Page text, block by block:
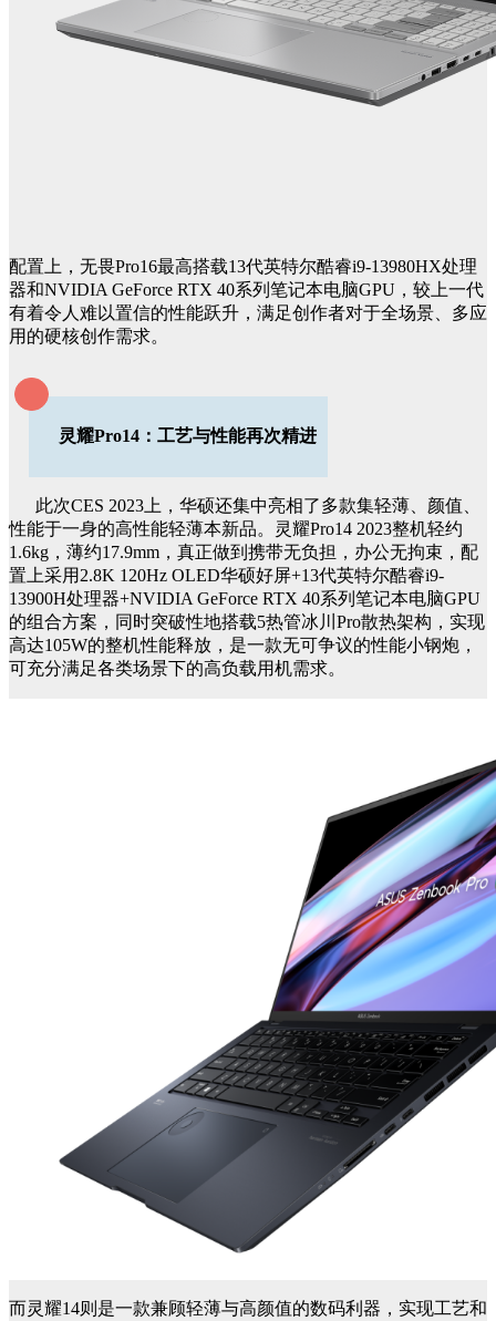
配置上，无畏Pro16最高搭载13代英特尔酷睿i9-13980HX处理
器和NVIDIA GeForce RTX 40系列笔记本电脑GPU，较上一代
有着令人难以置信的性能跃升，满足创作者对于全场景、多应
用的硬核创作需求。
灵耀Pro14：工艺与性能再次精进
此次CES 2023上，华硕还集中亮相了多款集轻薄、颜值、
性能于一身的高性能轻薄本新品。灵耀Pro14 2023整机轻约
1.6kg，薄约17.9mm，真正做到携带无负担，办公无拘束，配
置上采用2.8K 120Hz OLED华硕好屏+13代英特尔酷睿i9-
13900H处理器+NVIDIA GeForce RTX 40系列笔记本电脑GPU
的组合方案，同时突破性地搭载5热管冰川Pro散热架构，实现
高达105W的整机性能释放，是一款无可争议的性能小钢炮，
可充分满足各类场景下的高负载用机需求。
而灵耀14则是一款兼顾轻薄与高颜值的数码利器，实现工艺和